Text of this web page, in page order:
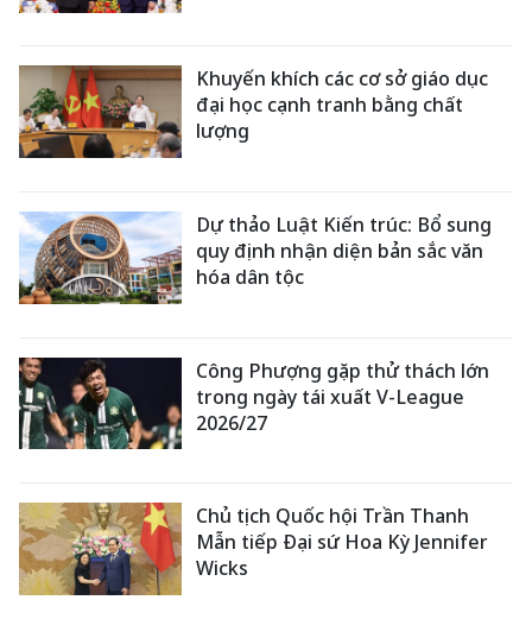
Khuyến khích các cơ sở giáo dục
đại học cạnh tranh bằng chất
lượng
Dự thảo Luật Kiến trúc: Bổ sung
quy định nhận diện bản sắc văn
hóa dân tộc
Công Phượng gặp thử thách lớn
trong ngày tái xuất V-League
2026/27
Chủ tịch Quốc hội Trần Thanh
Mẫn tiếp Đại sứ Hoa Kỳ Jennifer
Wicks